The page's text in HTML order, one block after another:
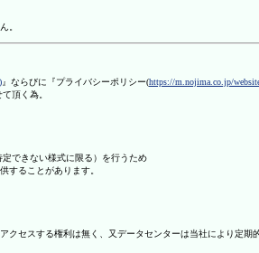
。
』ならびに『プライバシーポリシー(https://m.nojima.co.jp/
頂く為。
できない様式に限る）を行うため
することがあります。
セスする権利は無く、又データセンターは当社により定期